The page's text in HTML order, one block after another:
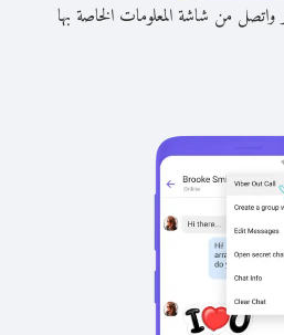
من شاشة المعلومات الخاصة بها